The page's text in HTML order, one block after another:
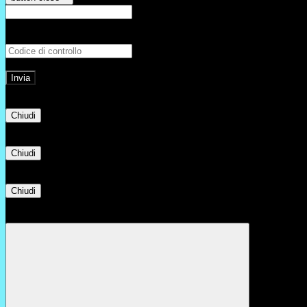
Chiudi
Chiudi
Chiudi